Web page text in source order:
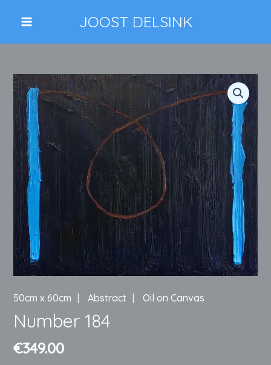
JOOST DELSINK
50cm x 60cm Abstract Oil on Canvas
Number 184
€349.00